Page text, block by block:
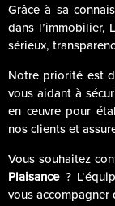
Grâce à sa
dans l’immobilier,
sérieux,
Notre priorité est
vous aidant à
en œuvre pour
nos clients et
Vous souhaitez
Plaisance?
vous